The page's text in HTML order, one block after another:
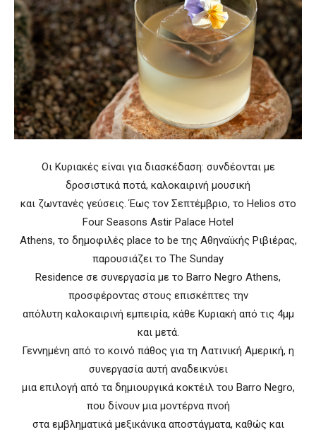
Οι Κυριακές είναι για διασκέδαση: συνδέονται με
δροσιστικά ποτά, καλοκαιρινή μουσική
και ζωντανές γεύσεις. Έως τον Σεπτέμβριο, το Helios στο
Four Seasons Astir Palace Hotel
Athens, το δημοφιλές place to be της Αθηναϊκής Ριβιέρας,
παρουσιάζει το The Sunday
Residence σε συνεργασία με το Barro Negro Athens,
προσφέροντας στους επισκέπτες την
απόλυτη καλοκαιρινή εμπειρία, κάθε Κυριακή από τις 4μμ
και μετά.
Γεννημένη από το κοινό πάθος για τη Λατινική Αμερική, η
συνεργασία αυτή αναδεικνύει
μια επιλογή από τα δημιουργικά κοκτέιλ του Barro Negro,
που δίνουν μια μοντέρνα πνοή
στα εμβληματικά μεξικάνικα αποστάγματα, καθώς και